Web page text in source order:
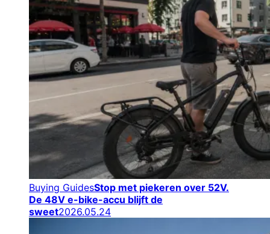
Buying GuidesStop met piekeren over 52V.
De 48V e-bike-accu blijft de
sweet2026.05.24